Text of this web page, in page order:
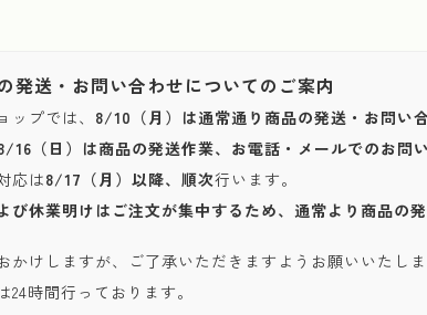
発送・お問い合わせについてのご案内
プでは、 8/10（月）は通常通り商品の発送・お問い
16（日）は商品の発送作業、お電話・メールでのお問
応は8/17（月）以降、順次行います。
び休業明けはご注文が集中するため、通常より商品の
かけしますが、ご了承いただきますようお願いいたしま
時間行っております。